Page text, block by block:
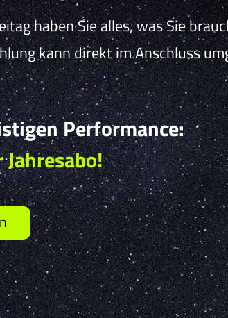
haben Sie alles, was Sie
kanndirekt im Anschluss
Performance: